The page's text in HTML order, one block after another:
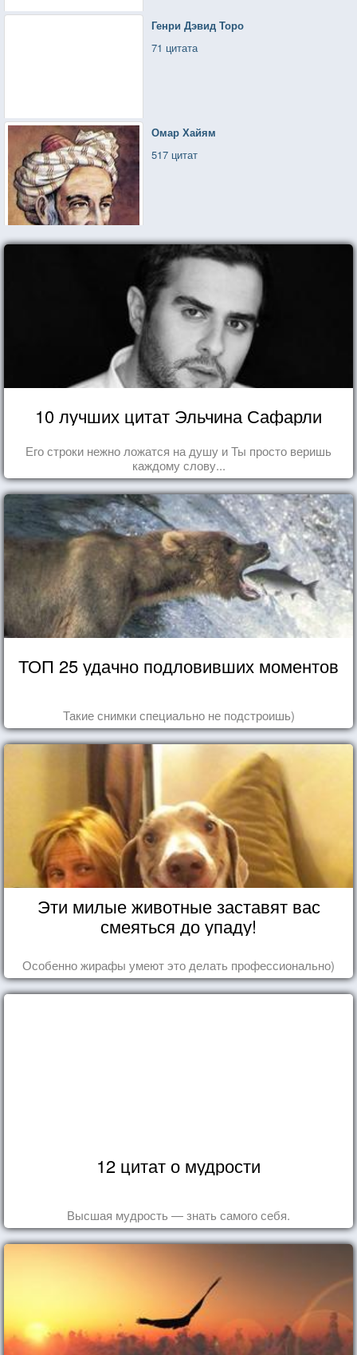
Генри Дэвид Торо
71 цитата
Омар Хайям
517 цитат
10 лучших цитат Эльчина Сафарли
Его строки нежно ложатся на душу и Ты просто веришь
каждому слову...
ТОП 25 удачно подловивших моментов
Такие снимки специально не подстроишь)
Эти милые животные заставят вас
смеяться до упаду!
Особенно жирафы умеют это делать профессионально)
12 цитат о мудрости
Высшая мудрость — знать самого себя.